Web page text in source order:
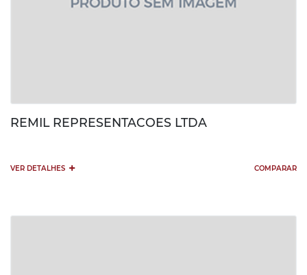
REMIL REPRESENTACOES LTDA
VER DETALHES + COMPARAR